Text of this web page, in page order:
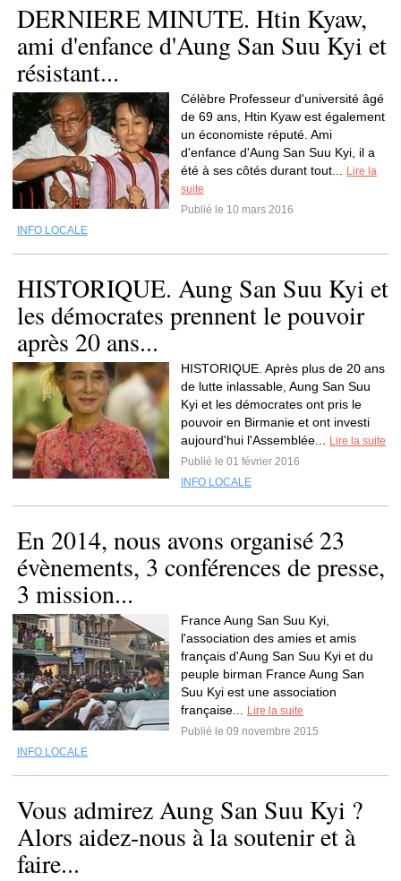
DERNIERE MINUTE. Htin Kyaw,
ami d'enfance d'Aung San Suu Kyi et
résistant...
Célèbre Professeur d'université âgé
de 69 ans, Htin Kyaw est également
un économiste réputé. Ami
d'enfance d'Aung San Suu Kyi, il a
été à ses côtés durant tout...
Lire la
suite
Publié le 10 mars 2016
INFO LOCALE
HISTORIQUE. Aung San Suu Kyi et
les démocrates prennent le pouvoir
après 20 ans...
HISTORIQUE. Après plus de 20 ans
de lutte inlassable, Aung San Suu
Kyi et les démocrates ont pris le
pouvoir en Birmanie et ont investi
aujourd'hui l'Assemblée...
Lire la suite
Publié le 01 février 2016
INFO LOCALE
En 2014, nous avons organisé 23
évènements, 3 conférences de presse,
3 mission...
France Aung San Suu Kyi,
l'association des amies et amis
français d'Aung San Suu Kyi et du
peuple birman France Aung San
Suu Kyi est une association
française...
Lire la suite
Publié le 09 novembre 2015
INFO LOCALE
Vous admirez Aung San Suu Kyi ?
Alors aidez-nous à la soutenir et à
faire...